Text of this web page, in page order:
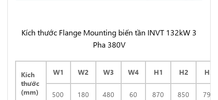
Kích thước Flange Mounting biến tần INVT 132kW 3
Pha 380V
Kích
thước
(mm)
W1 W2 W3 W4 H1 H2 H3
500 180 480 60 870 850 796